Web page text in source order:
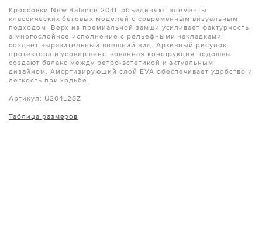
Кроссовки New Balance 204L объединяют элементы
классических беговых моделей с современным визуальным
подходом. Верх из премиальной замши усиливает фактурность,
а многослойное исполнение с рельефными накладками
создаёт выразительный внешний вид. Архивный рисунок
протектора и усовершенствованная конструкция подошвы
создают баланс между ретро-эстетикой и актуальным
дизайном. Амортизирующий слой EVA обеспечивает удобство и
лёгкость при ходьбе.
Артикул: U204L2SZ
Таблица размеров